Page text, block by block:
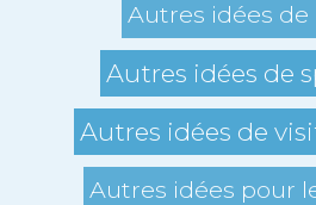
Autres idées de
Autres idées de
Autres idées de
Autres idées pour